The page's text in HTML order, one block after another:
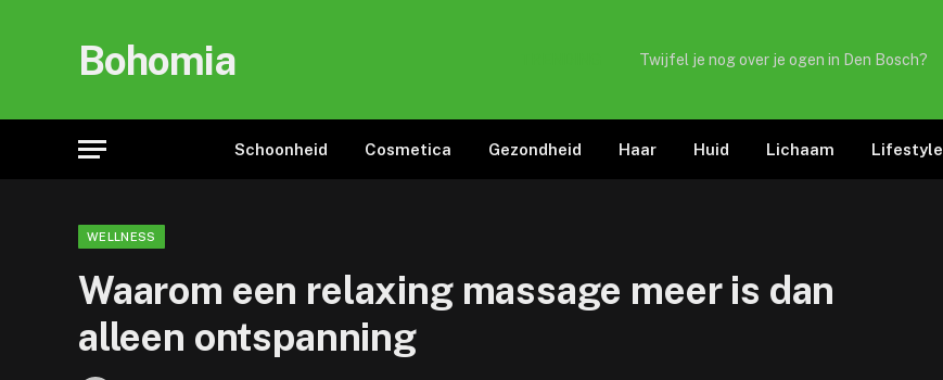
Bohomia Twijfel je nog over je ogen in Den Bosch?
Schoonheid Cosmetica Gezondheid Haar Huid Lichaam Lifestyle
WELLNESS
Waarom een relaxing massage meer is dan
alleen ontspanning